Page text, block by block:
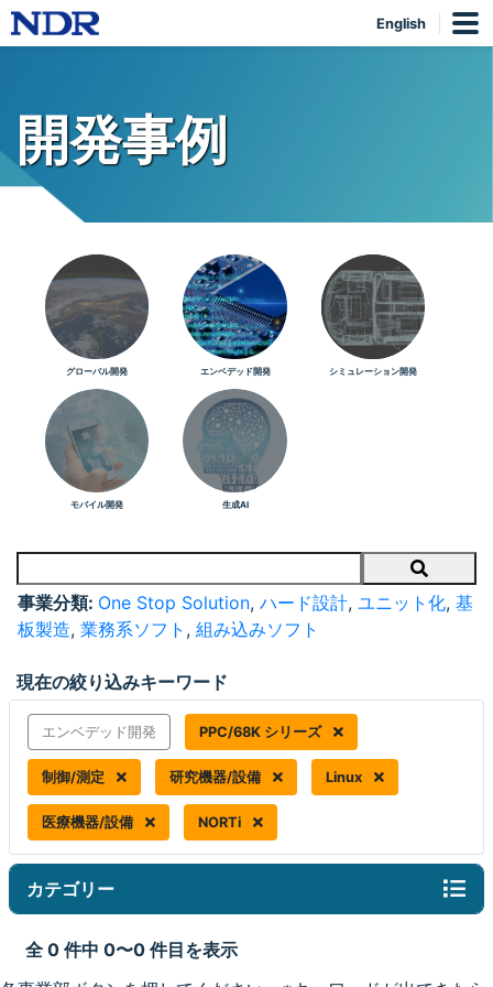
English
開発事例
グローバル開発 エンベデッド開発 シミュレーション開発
モバイル開発 生成AI
Search
事業分類: One Stop Solution, ハード設計, ユニット化, 基
板製造, 業務系ソフト , 組み込みソフト
現在の絞り込みキーワード
エンベデッド開発 PPC/68K シリーズ
制御/測定 研究機器/設備 Linux
医療機器/設備 NORTi
カテゴリー
全 0 件中 0〜0 件目を表示